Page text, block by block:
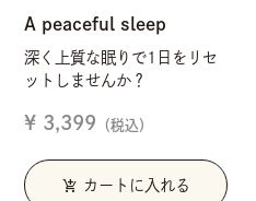
A peaceful sleep
深く上質な眠りで1日をリセ
ットしませんか？
¥ 3,399 （税込）
add_shopping_cart カートに入れる